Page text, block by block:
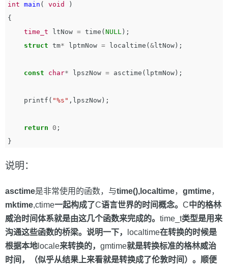
int main ( void
)
{
time_t
ltNow = time ( NULL );
struct tm* lptmNow = localtime ( & ltNow );
const char* lpszNow = asctime ( lptmNow );
printf ( "%s" , lpszNow );
return 0 ;
}
说明：
asctime是非常使用的函数，与time(),localtime， gmtime，
mktime,ctime一起构成了C语言世界的时间概念。 C中的格林
威治时间体系就是由这几个函数来完成的。 time_t类型是用来
沟通这些函数的桥梁。说明一下，
localtime在转换的时候是
根据本地 locale来转换的， gmtime就是转换标准的格林威治
时间，（似乎从结果上来看就是转换成了伦敦时间）。顺便